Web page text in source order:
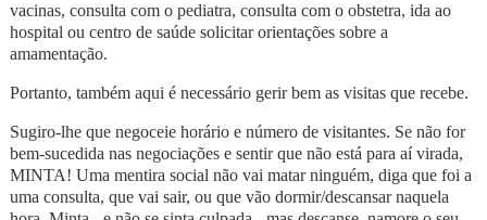
vacinas, consulta com o pediatra, consulta com o obstetra, ida ao
hospital ou centro de saúde solicitar orientações sobre a
amamentação.
Portanto, também aqui é necessário gerir bem as visitas que recebe.
Sugiro-lhe que negoceie horário e número de visitantes. Se não for
bem-sucedida nas negociações e sentir que não está para aí virada,
MINTA! Uma mentira social não vai matar ninguém, diga que foi a
uma consulta, que vai sair, ou que vão dormir/descansar naquela